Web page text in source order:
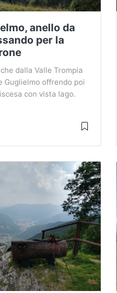
anello da
per la
dalla Valle Trompia
Guglielmo offrendo poi
con vista lago.